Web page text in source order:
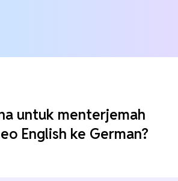
untuk menterjemah
English ke German?